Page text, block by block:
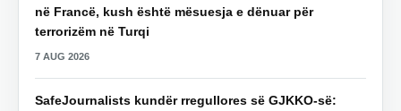
në Francë, kush është mësuesja e dënuar për
terrorizëm në Turqi
7 AUG 2026
SafeJournalists kundër rregullores së GJKKO-së: